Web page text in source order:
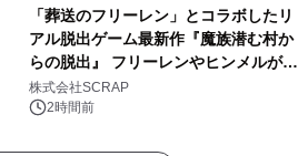
「葬送のフリーレン」とコラボしたリ
アル脱出ゲーム最新作『魔族潜む村か
らの脱出』 フリーレンやヒンメルが武
器を手に魔族を見据える描き下ろしメ
インビジュアル公開
株式会社SCRAP
2時間前